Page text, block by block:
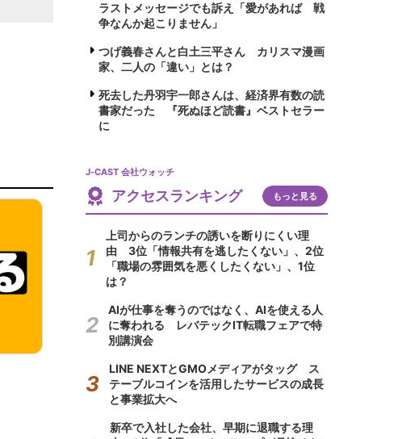
ラストメッセージでも訴え「愛があれば 戦
争なんか起こりません」
つげ義春さんと白土三平さん カリスマ漫画
家、二人の「違い」とは？
死去した丹羽宇一郎さんは、経済界有数の読
書家だった 『死ぬほど読書』ベストセラー
に
J-CAST 会社ウォッチ
アクセスランキング もっと見る
上司からのランチの誘いを断りにくい理
由 3位「情報共有を逃したくない」、2位
「職場の雰囲気を悪くしたくない」、1位
は？
AIが仕事を奪うのではなく、AIを使える人
に奪われる レバテックIT転職フェアで特
別講演会
LINE NEXTとGMOメディアがタッグ ス
テーブルコインを活用したサービスの成長
と事業拡大へ
新卒で入社した会社、早期に退職する理